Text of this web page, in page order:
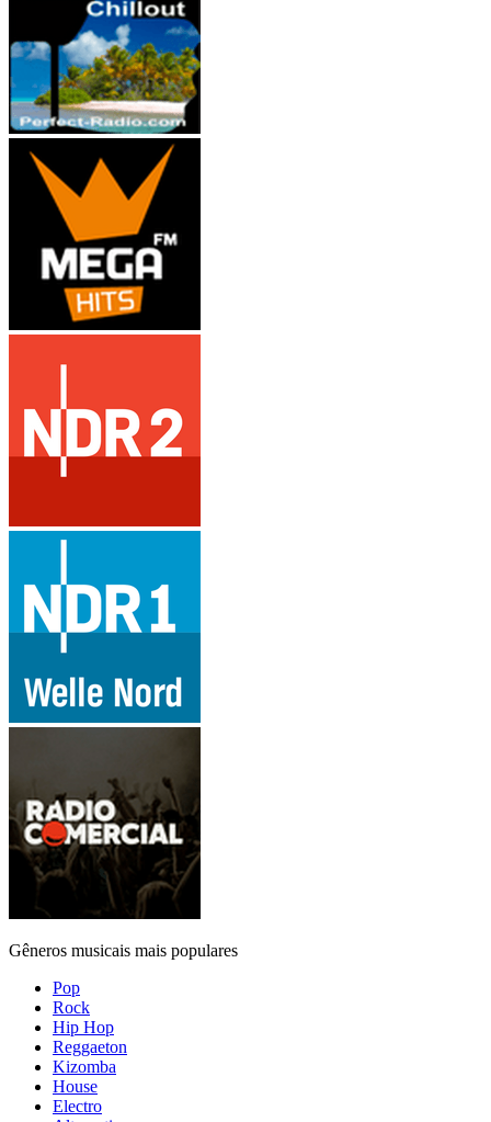
Gêneros musicais mais populares
Pop
Rock
Hip Hop
Reggaeton
Kizomba
House
Electro